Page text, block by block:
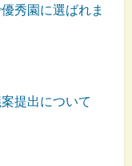
秀園に選ばれま
提出について